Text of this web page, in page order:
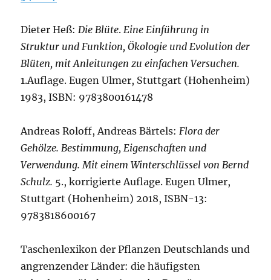
Dieter Heß: Die Blüte. Eine Einführung in
Struktur und Funktion, Ökologie und Evolution der
Blüten, mit Anleitungen zu einfachen Versuchen.
1.Auflage. Eugen Ulmer, Stuttgart (Hohenheim)
1983, ISBN: 9783800161478
Andreas Roloff, Andreas Bärtels: Flora der
Gehölze. Bestimmung, Eigenschaften und
Verwendung. Mit einem Winterschlüssel von Bernd
Schulz. 5., korrigierte Auflage. Eugen Ulmer,
Stuttgart (Hohenheim) 2018, ISBN-13:
9783818600167
Taschenlexikon der Pflanzen Deutschlands und
angrenzender Länder: die häufigsten